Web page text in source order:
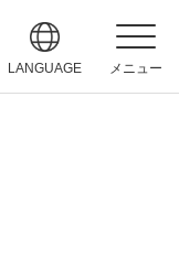
LANGUAGE メニュー